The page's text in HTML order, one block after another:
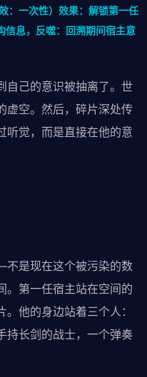
：一次性）效果：解锁第一任
信息，反噬：回溯期间宿主意
自己的意识被抽离了。世
虚空。然后，碎片深处传
觉，而是直接在他的意
是现在这个被污染的数
。第一任宿主站在空间的
他的身边站着三个人：
持长剑的战士，一个弹奏